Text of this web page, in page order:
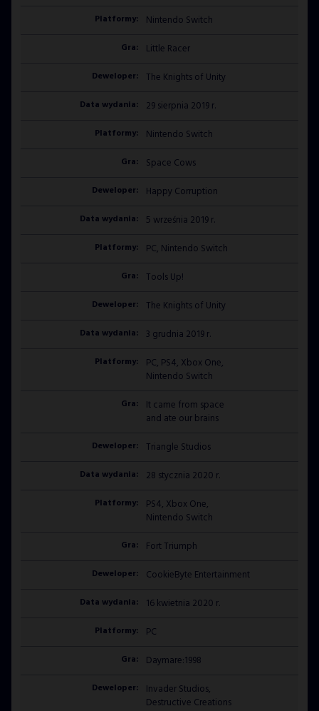
Nintendo Switch
Little Racer
The Knights of Unity
29 sierpnia 2019 r.
Nintendo Switch
Space Cows
Happy Corruption
5 września 2019 r.
PC, Nintendo Switch
Tools Up!
The Knights of Unity
3 grudnia 2019 r.
PC, PS4, Xbox One,
Nintendo Switch
It came from space
and ate our brains
Triangle Studios
28 stycznia 2020 r.
PS4, Xbox One,
Nintendo Switch
Fort Triumph
CookieByte Entertainment
16 kwietnia 2020 r.
PC
Daymare:1998
Invader Studios,
Destructive Creations